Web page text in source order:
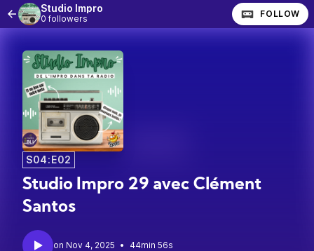
Studio Impro
0 followers FOLLOW
S04:E02
Studio Impro 29 avec Clément
Santos
• 44min 56s